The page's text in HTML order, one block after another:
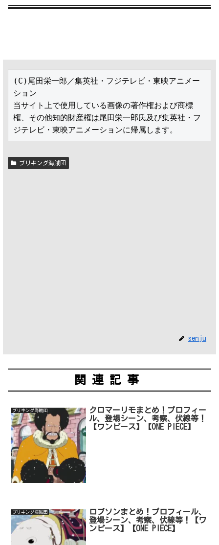
(C)尾田栄一郎／集英社・フジテレビ・東映アニメー
ション
当サイト上で使用している画像の著作権および商標
権、その他知的財産権は尾田栄一郎氏及び集英社・フ
ジテレビ・東映アニメーションに帰属します。
ブリキング海賊団
senju
関連記事
ブリキング海賊団
クロマーリモまとめ！プロフィー
ル、登場シーン、考察、伏線等！
【ワンピース】【ONE PIECE】
ブリキング海賊団
ロブソンまとめ！プロフィール、
登場シーン、考察、伏線等！【ワ
ンピース】【ONE PIECE】